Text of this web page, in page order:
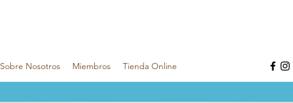
Sobre Nosotros Miembros Tienda Online